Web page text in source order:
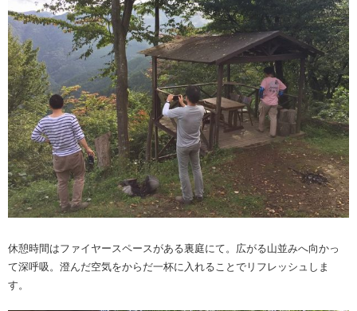
休憩時間はファイヤースペースがある裏庭にて。広がる山並みへ向かっ
て深呼吸。澄んだ空気をからだ一杯に入れることでリフレッシュしま
す。